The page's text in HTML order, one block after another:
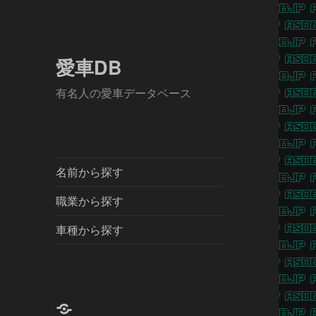
愛車DB
有名人の愛車データベース
名前から探す
職業から探す
車種から探す
X